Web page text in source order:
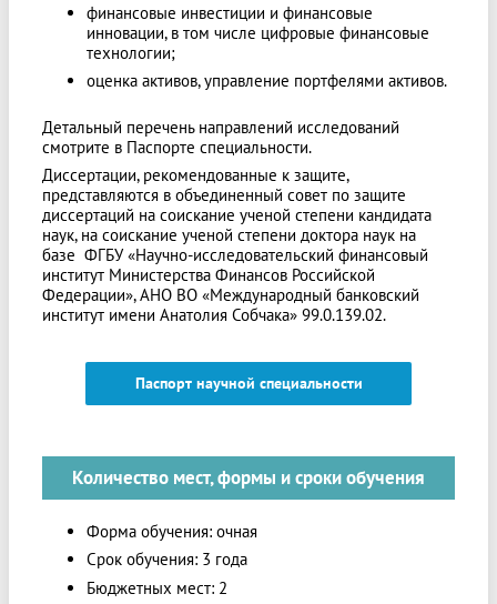
финансовые инвестиции и финансовые
инновации, в том числе цифровые финансовые
технологии;
оценка активов, управление портфелями активов.
Детальный перечень направлений исследований
смотрите в Паспорте специальности.
Диссертации, рекомендованные к защите,
представляются в объединенный совет по защите
диссертаций на соискание ученой степени кандидата
наук, на соискание ученой степени доктора наук на
базе ФГБУ «Научно-исследовательский финансовый
институт Министерства Финансов Российской
Федерации», АНО ВО «Международный банковский
институт имени Анатолия Собчака» 99.0.139.02.
Паспорт научной специальности
Количество мест, формы и сроки обучения
Форма обучения: очная
Срок обучения: 3 года
Бюджетных мест: 2